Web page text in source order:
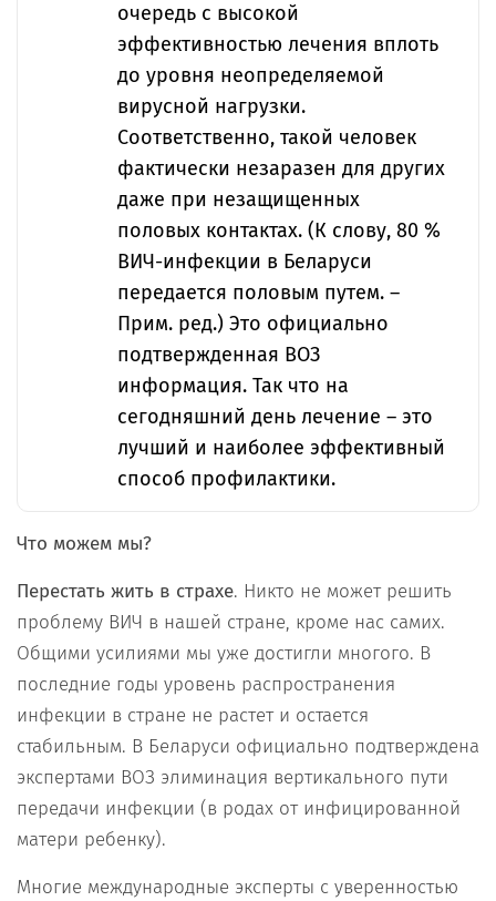
очередь с высокой
эффективностью лечения вплоть
до уровня неопределяемой
вирусной нагрузки.
Соответственно, такой человек
фактически незаразен для других
даже при незащищенных
половых контактах. (К слову, 80 %
ВИЧ-инфекции в Беларуси
передается половым путем. –
Прим. ред.) Это официально
подтвержденная ВОЗ
информация. Так что на
сегодняшний день лечение – это
лучший и наиболее эффективный
способ профилактики.
Что можем мы?
Перестать жить в страхе. Никто не может решить
проблему ВИЧ в нашей стране, кроме нас самих.
Общими усилиями мы уже достигли многого. В
последние годы уровень распространения
инфекции в стране не растет и остается
стабильным. В Беларуси официально подтверждена
экспертами ВОЗ элиминация вертикального пути
передачи инфекции (в родах от инфицированной
матери ребенку).
Многие международные эксперты с уверенностью